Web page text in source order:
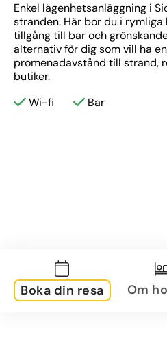
Enkel lägenhetsanläggning i
stranden. Här bor du i rymliga
tillgång till bar och
alternativ för dig som vill ha
promenadavstånd till strand,
butiker.
Wi-fi
Bar
Boka din resa Om